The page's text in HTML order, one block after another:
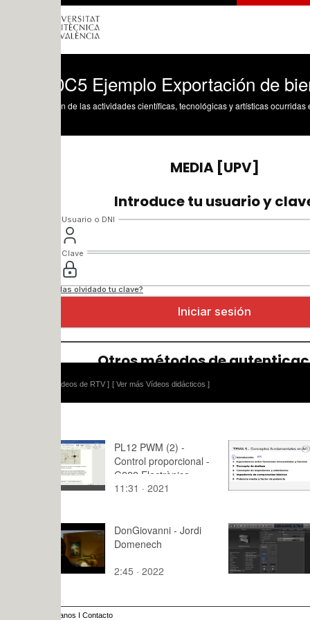
Ejemplo Exportación de bienes
de las actividades científicas, tecnológicas y artísticas ocurridas en los tres
[ Ver más Vídeos didácticos ]
PL12 PWM (2) -
Control proporcional -
G222 Electrònica
Digital 2020 [UPV]
11:31 · 2021
Teoría de
Lección 5.
lección 5
2:36 · 2021
DonGiovanni - Jordi
Domenech
2:45 · 2022
Tutorial
Smart
Stacks
y de
11:57 ·